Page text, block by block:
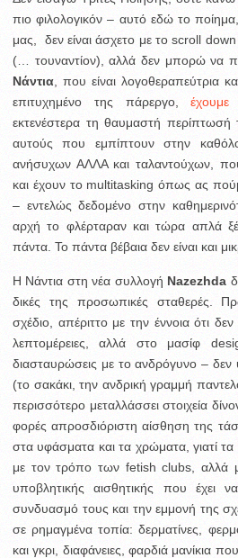
πιο φιλολογικόν – αυτό εδώ το
μας, δεν είναι άσχετο με το scroll
(… τουναντίον), αλλά δεν μπορώ να
Νάντια , που είναι λογοθεραπεύτρια
επιτυχημένο της πάρεργο,έχουμε
εκτενέστερα τη θαυμαστή
αυτούς που εμπίπτουν στην
ανήσυχων ΑΛΛΑ και ταλαντούχων,
και έχουν το multitasking όπως ας
– εντελώς δεδομένο στην
αρχή το φλέρταραν και τώρα απλά
πάντα. Το πάντα βέβαια δεν είναι και
Η Νάντια στη νέα συλλογή Nazezhda
δικές της προσωπικές σταθερές.
σχέδιο, απέριττο με την έννοια ότι
λεπτομέρειες, αλλά στο μασίφ
διασταυρώσεις με το ανδρόγυνο – δεν
(το σακάκι, την ανδρική γραμμή
περισσότερο μεταλλάσσει στοιχεία
φορές απροσδιόριστη αίσθηση της
στα υφάσματα και τα χρώματα, γιατί τα
με τον τρόπο των fetish clubs, αλλά
υποβλητικής αισθητικής που έχει
συνδυασμό τους και την εμμονή της
σε ρημαγμένα τοπία: δερματίνες,
και γκρι, διαφάνειες, φαρδιά μανίκια